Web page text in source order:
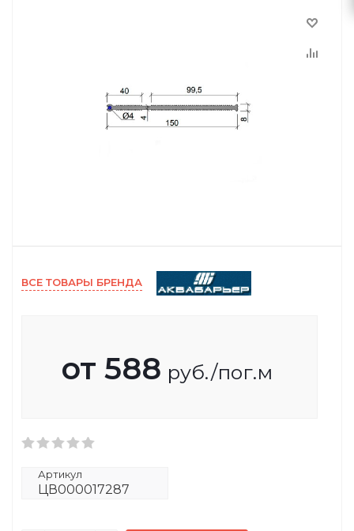
ВСЕ ТОВАРЫ БРЕНДА
от 588 руб./пог.м
Артикул
ЦВ000017287